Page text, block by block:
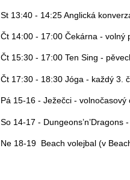
St 13:40 - 14:25 Anglická
Čt 14:00 - 17:00 Čekárna - volný
Čt 15:30 - 17:00 Ten Sing -
Čt 17:30 - 18:30 Jóga - každý 3.
Pá 15-16 - Ježečci - volnočasový
So 14-17 - Dungeons’n’Dragons
Ne 18-19 Beach volejbal (v